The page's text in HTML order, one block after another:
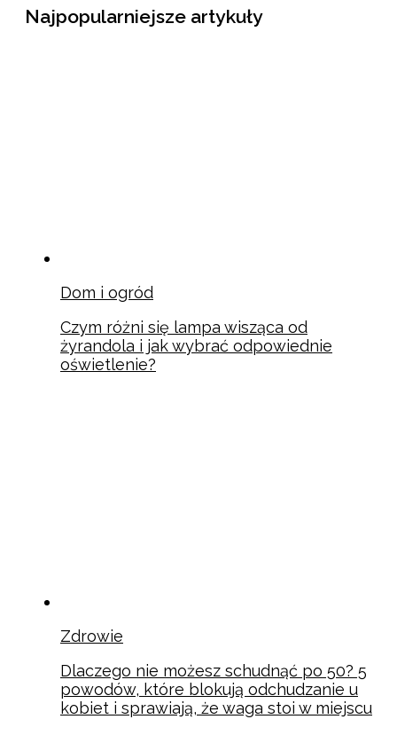
Najpopularniejsze artykuły
Dom i ogród
Czym różni się lampa wisząca od
żyrandola i jak wybrać odpowiednie
oświetlenie?
Zdrowie
Dlaczego nie możesz schudnąć po 50? 5
powodów, które blokują odchudzanie u
kobiet i sprawiają, że waga stoi w miejscu